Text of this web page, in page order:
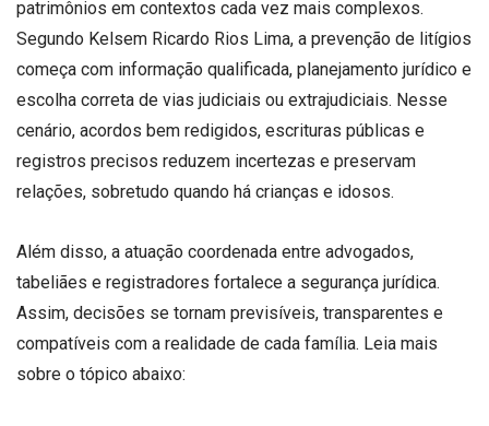
patrimônios em contextos cada vez mais complexos.
Segundo Kelsem Ricardo Rios Lima, a prevenção de litígios
começa com informação qualificada, planejamento jurídico e
escolha correta de vias judiciais ou extrajudiciais. Nesse
cenário, acordos bem redigidos, escrituras públicas e
registros precisos reduzem incertezas e preservam
relações, sobretudo quando há crianças e idosos.
Além disso, a atuação coordenada entre advogados,
tabeliães e registradores fortalece a segurança jurídica.
Assim, decisões se tornam previsíveis, transparentes e
compatíveis com a realidade de cada família. Leia mais
sobre o tópico abaixo: